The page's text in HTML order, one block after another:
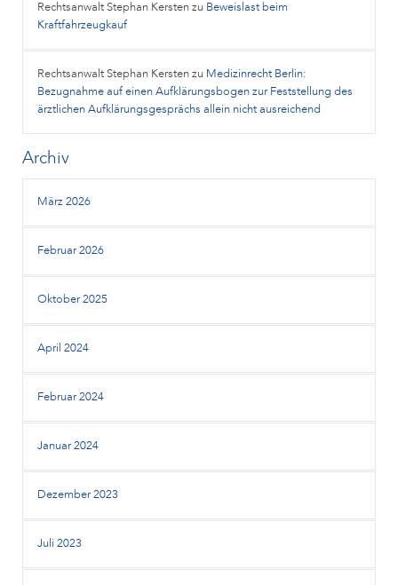
Rechtsanwalt Stephan Kersten zu Beweislast beim
Kraftfahrzeugkauf
Rechtsanwalt Stephan Kersten zu Medizinrecht Berlin:
Bezugnahme auf einen Aufklärungsbogen zur Feststellung des
ärztlichen Aufklärungsgesprächs allein nicht ausreichend
Archiv
März 2026
Februar 2026
Oktober 2025
April 2024
Februar 2024
Januar 2024
Dezember 2023
Juli 2023